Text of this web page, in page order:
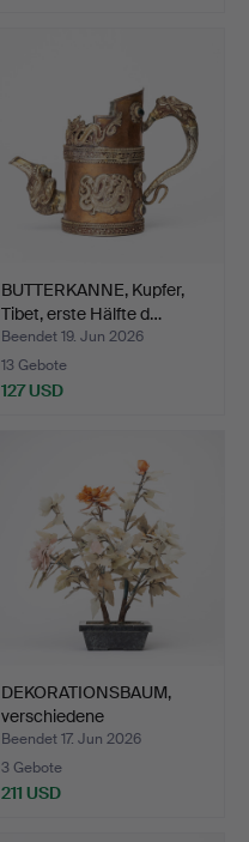
BUTTERKANNE, Kupfer,
Tibet, erste Hälfte d…
Beendet 19. Jun 2026
13 Gebote
127 USD
DEKORATIONSBAUM,
verschiedene
Gesteinsarte…
Beendet 17. Jun 2026
3 Gebote
211 USD